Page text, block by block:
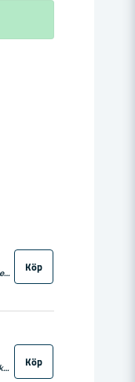
INKZALL™ Tunn spets markör är ett oumbärligt verktyg för bygg- och kontorsmiljöer, med en hållbar spets som förblir skarp och motstår tryck. Idealisk för markering på grova ytor som betong, samt på trä, metall, plywood och plast. Markören har snabbverkande bläck, fungerar även efter 72 timmar utan kork och är utrustad med praktiska fästen och hål för enkel hantering och förvaring. Köp
Milwaukee fällbar arbetskniv är en lättanvänd, kompakt kniv som sparar tid och ökar effektiviteten. Med enhandsgrepp, integrerad kapfunktion, verktygslöst bladbyte och inbyggd kabelskalare blir detta ett perfekt verktyg för alla snabbt behov. Köp